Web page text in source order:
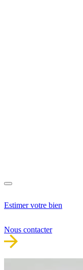
Estimer votre bien
Nous contacter